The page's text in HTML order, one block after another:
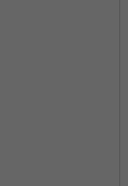
わからない... 遺
られないか心
りません。 私
件を超え数次